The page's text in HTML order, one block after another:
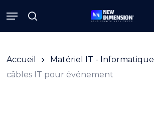
to
main
search
Menu
Cart
Accueil Matériel IT - Informatique
câbles IT pour événement